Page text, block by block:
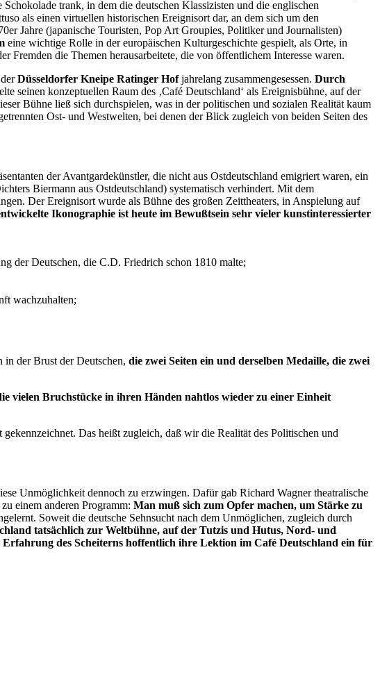
trank, in dem die deutschen Klassizisten und die englischen
als einen virtuellen historischen Ereignisort dar, an dem sich um den
Jahre (japanische Touristen, Pop Art Groupies, Politiker und Journalisten)
eine wichtige Rolle in der europäischen Kulturgeschichte gespielt, als Orte, in
Fremden die Themen herausarbeitete, die von öffentlichem Interesse waren.
Düsseldorfer Kneipe Ratinger Hofjahrelang zusammengesessen. Durch
seinen konzeptuellen Raum des ‚Café Deutschland‘ als Ereignisbühne, auf der
Bühne ließ sich durchspielen, was in der politischen und sozialen Realität kaum
Ost- und Westwelten, bei denen der Blick zugleich von beiden Seiten des
der Avantgardekünstler, die nicht aus Ostdeutschland emigriert waren, ein
Biermann aus Ostdeutschland) systematisch verhindert. Mit dem
Der Ereignisort wurde als Bühne des großen Zeittheaters, in Anspielung auf
Ikonographie ist heute im Bewußtsein sehr vieler kunstinteressierter
der Deutschen, die C.D. Friedrich schon 1810 malte;
wachzuhalten;
der Brust der Deutschen, die zwei Seiten ein und derselben Medaille, die zwei
vielen Bruchstücke in ihren Händen nahtlos wieder zu einer Einheit
Das heißt zugleich, daß wir die Realität des Politischen und
Unmöglichkeit dennoch zu erzwingen. Dafür gab Richard Wagner theatralische
einem anderen Programm: Man muß sich zum Opfer machen, um Stärke zu
Soweit die deutsche Sehnsucht nach dem Unmöglichen, zugleich durch
tatsächlich zur Weltbühne, auf der Tutzis und Hutus, Nord- und
des Scheiterns hoffentlich ihre Lektion im Café Deutschland ein für